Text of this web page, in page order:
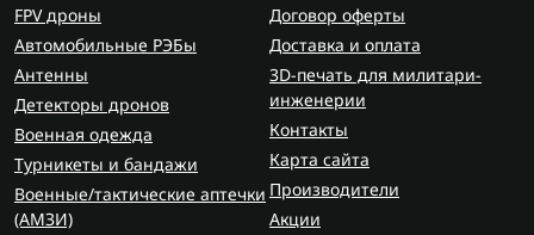
FPV дроны
Автомобильные РЭБы
Антенны
Детекторы дронов
Военная одежда
Турникеты и бандажи
Военные/тактические аптечки
(AMЗИ)
Договор оферты
Доставка и оплата
3D-печать для милитари-
инженерии
Контакты
Карта сайта
Производители
Акции